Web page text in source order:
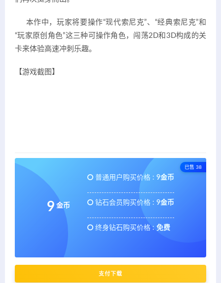
本作中，玩家将要操作“现代索尼克”、“经典索尼克”和
“玩家原创角色”这三种可操作角色，闯荡2D和3D构成的关
卡来体验高速冲刺乐趣。
【游戏截图】
已售 38
9 金币
普通用户购买价格 : 9金币
钻石会员购买价格 : 9金币
终身钻石购买价格 : 免费
支付下载